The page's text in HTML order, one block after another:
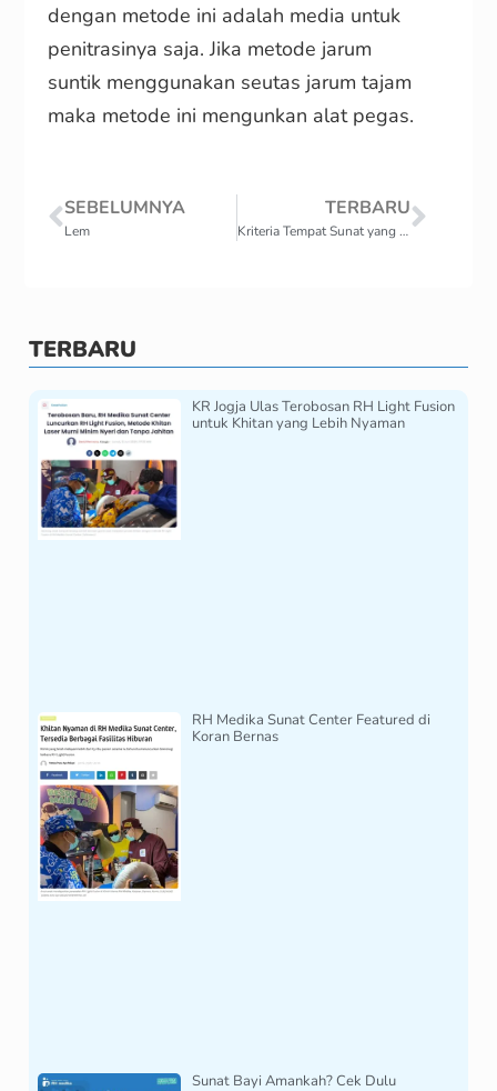
dengan metode ini adalah media untuk
penitrasinya saja. Jika metode jarum
suntik menggunakan seutas jarum tajam
maka metode ini mengunkan alat pegas.
SEBELUMNYA
Lem
TERBARU
Kriteria Tempat Sunat yang Tepat?
TERBARU
KR Jogja Ulas Terobosan RH Light Fusion
untuk Khitan yang Lebih Nyaman
RH Medika Sunat Center Featured di
Koran Bernas
Sunat Bayi Amankah? Cek Dulu